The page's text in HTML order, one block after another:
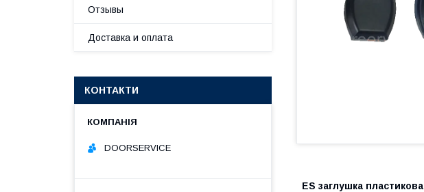
ES заглушка пластикова
Отзывы
Доставка и оплата
КОНТАКТИ
DOORSERVICE